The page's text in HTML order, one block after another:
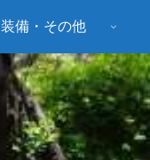
装備・その他